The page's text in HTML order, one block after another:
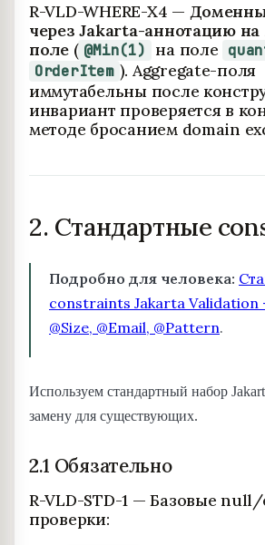
R-VLD-WHERE-X4 —
через Jakarta-аннотацию на
поле( @Min(1) на поле
OrderItem ). Aggregate-поля
иммутабельны после
инвариант проверяется в
методе бросанием domain
2. Стандартные
Подробно для человека:
constraints Jakarta Validation
@Size, @Email, @Pattern.
Используем стандартный набор
замену для существующих.
2.1 Обязательно
R-VLD-STD-1 — Базовые
проверки: